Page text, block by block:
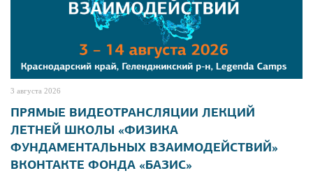
3 августа 2026
ПРЯМЫЕ ВИДЕОТРАНСЛЯЦИИ ЛЕКЦИЙ
ЛЕТНЕЙ ШКОЛЫ «ФИЗИКА
ФУНДАМЕНТАЛЬНЫХ ВЗАИМОДЕЙСТВИЙ»
ВКОНТАКТЕ ФОНДА «БАЗИС»